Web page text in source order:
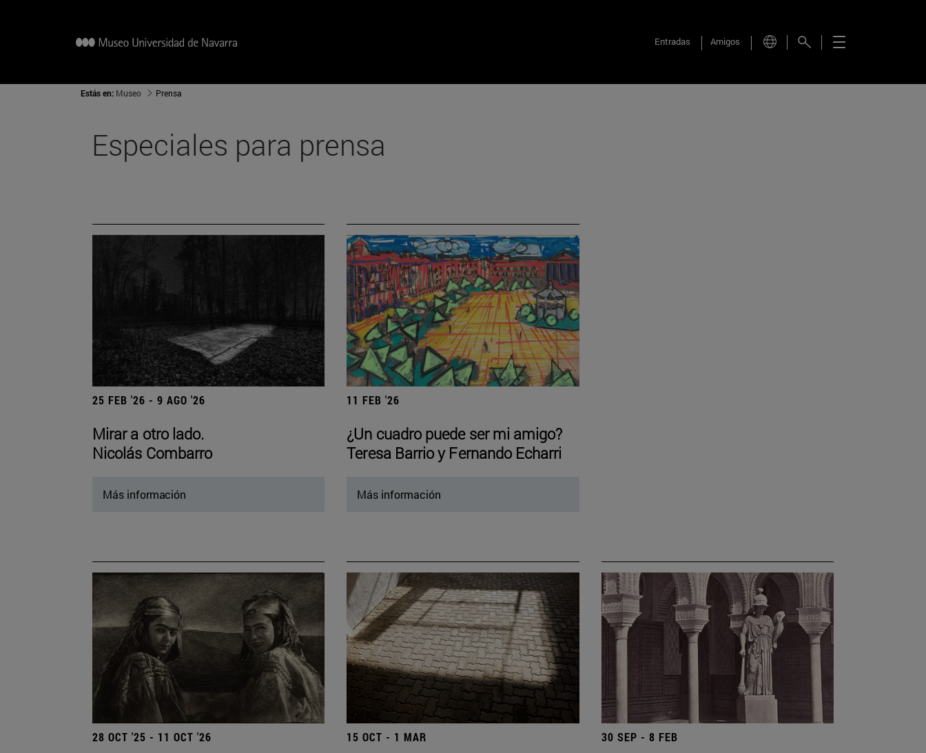
Entradas Amigos
Estás en: Museo Prensa
Especiales para prensa
25 FEB '26 - 9 AGO '26
Mirar a otro lado.
Nicolás Combarro
Más información
11 FEB '26
¿Un cuadro puede ser mi amigo?
Teresa Barrio y Fernando Echarri
Más información
28 OCT '25 - 11 OCT '26 15 OCT - 1 MAR 30 SEP - 8 FEB